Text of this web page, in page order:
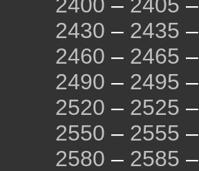
2400 – 2405 –
2430 – 2435 –
2460 – 2465 –
2490 – 2495 –
2520 – 2525 –
2550 – 2555 –
2580 – 2585 –